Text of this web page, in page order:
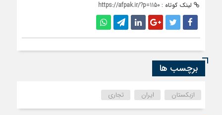
لینک کوتاه : https://afpak.ir/?p=1150
برچسب ها
ازبکستان ایران تجاری